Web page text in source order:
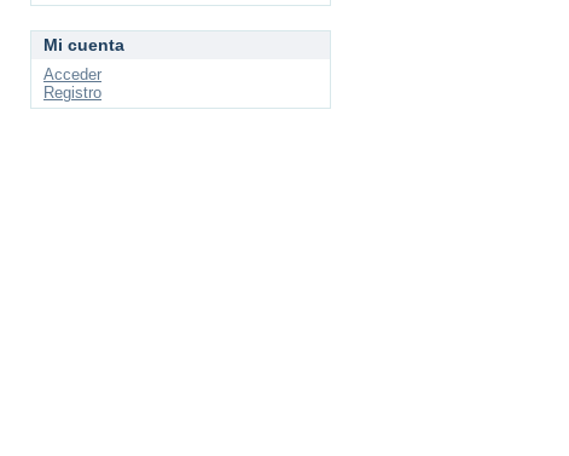
Mi cuenta
Acceder
Registro